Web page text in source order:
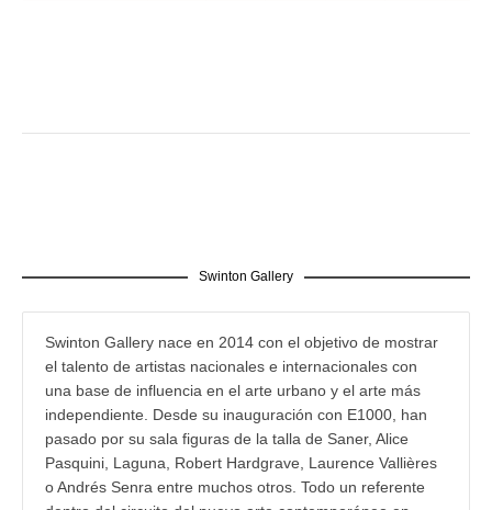
Swinton Gallery
Swinton Gallery nace en 2014 con el objetivo de mostrar
el talento de artistas nacionales e internacionales con
una base de influencia en el arte urbano y el arte más
independiente. Desde su inauguración con E1000, han
pasado por su sala figuras de la talla de Saner, Alice
Pasquini, Laguna, Robert Hardgrave, Laurence Vallières
o Andrés Senra entre muchos otros. Todo un referente